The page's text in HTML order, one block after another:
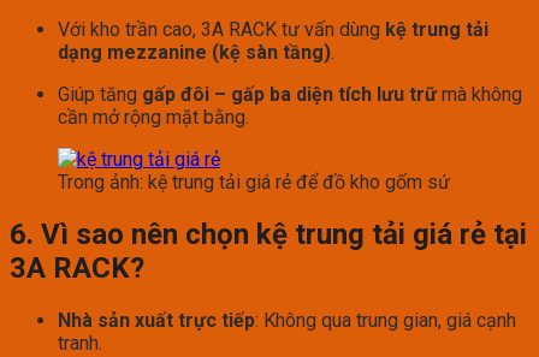
Với kho trần cao, 3A RACK tư vấn dùng kệ trung tải
dạng mezzanine (kệ sàn tầng).
Giúp tăng gấp đôi – gấp ba diện tích lưu trữmà không
cần mở rộng mặt bằng.
Trong ảnh: kệ trung tải giá rẻ để đồ kho gốm sứ
6. Vì sao nên chọn kệ trung tải giá rẻ tại
3A RACK?
Nhà sản xuất trực tiếp: Không qua trung gian, giá cạnh
tranh.